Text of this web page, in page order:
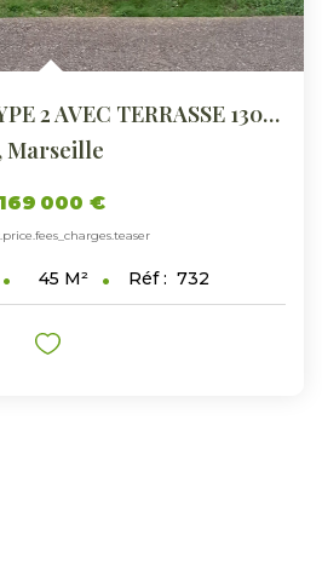
APPARTEMENT TYPE 2 AVEC TERRASSE 13002
,Marseille
169 000 €
45 M² Réf : 732